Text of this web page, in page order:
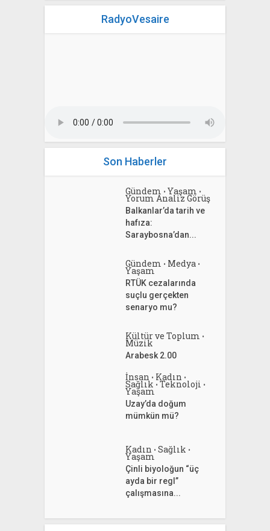
RadyoVesaire
Son Haberler
Gündem • Yaşam •
Yorum Analiz Görüş
Balkanlar’da tarih ve
hafıza:
Saraybosna’dan...
Gündem • Medya •
Yaşam
RTÜK cezalarında
suçlu gerçekten
senaryo mu?
Kültür ve Toplum •
Müzik
Arabesk 2.00
İnsan • Kadın •
Sağlık • Teknoloji •
Yaşam
Uzay’da doğum
mümkün mü?
Kadın • Sağlık •
Yaşam
Çinli biyoloğun “üç
ayda bir regl”
çalışmasına...